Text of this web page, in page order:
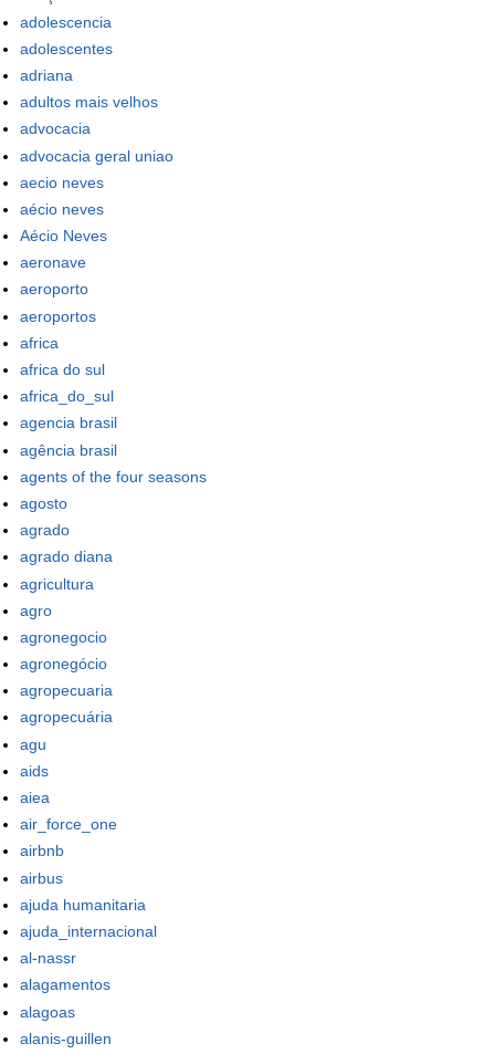
adolescencia
adolescentes
adriana
adultos mais velhos
advocacia
advocacia geral uniao
aecio neves
aécio neves
Aécio Neves
aeronave
aeroporto
aeroportos
africa
africa do sul
africa_do_sul
agencia brasil
agência brasil
agents of the four seasons
agosto
agrado
agrado diana
agricultura
agro
agronegocio
agronegócio
agropecuaria
agropecuária
agu
aids
aiea
air_force_one
airbnb
airbus
ajuda humanitaria
ajuda_internacional
al-nassr
alagamentos
alagoas
alanis-guillen